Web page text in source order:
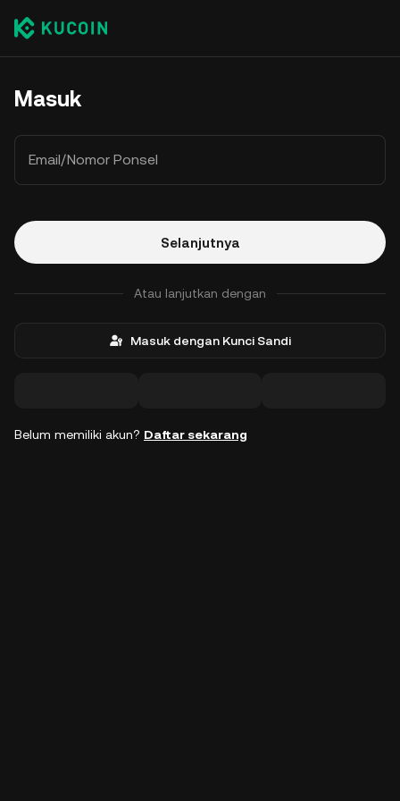
Masuk
Email/Nomor Ponsel
Selanjutnya
Atau lanjutkan dengan
Masuk dengan Kunci Sandi
Belum memiliki akun? Daftar sekarang